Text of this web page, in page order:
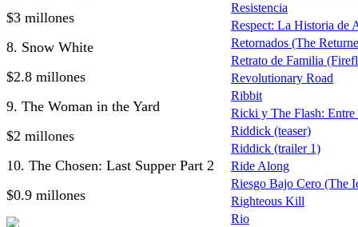
$3 millones
8. Snow White
$2.8 millones
9. The Woman in the Yard
$2 millones
10. The Chosen: Last Supper Part 2
$0.9 millones
Resistencia
Respect: La Historia de
Retornados (The
Retrato de Familia
Revolutionary Road
Ribbit
Ricki y The Flash:
Riddick (teaser)
Riddick (trailer 1)
Ride Along
Riesgo Bajo Cero (The
Righteous Kill
Rio